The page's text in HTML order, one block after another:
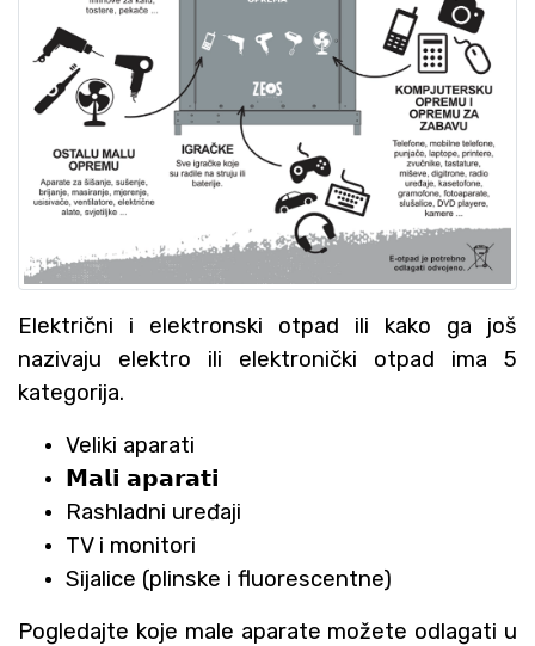
Električni i elektronski otpad ili kako ga još
nazivaju elektro ili elektronički otpad ima 5
kategorija.
Veliki aparati
𝗠𝗮𝗹𝗶 𝗮𝗽𝗮𝗿𝗮𝘁𝗶
Rashladni uređaji
TV i monitori
Sijalice (plinske i fluorescentne)
Pogledajte koje male aparate možete odlagati u